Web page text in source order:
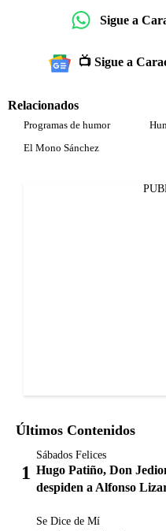
Sigue a
📺 Sigue a
Relacionados
Programas de humor
El Mono Sánchez
Últimos Contenidos
Sábados Felices
Hugo Patiño, Don
despiden a Alfonso
Se Dice de Mí